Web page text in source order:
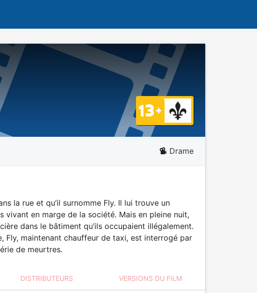
Drame
la rue et qu’il surnomme Fly. Il lui trouve un
vivant en marge de la société. Mais en pleine nuit,
dans le bâtiment qu’ils occupaient illégalement.
Fly, maintenant chauffeur de taxi, est interrogé par
de meurtres.
DISTRIBUTEURS VERSIONS DU FILM